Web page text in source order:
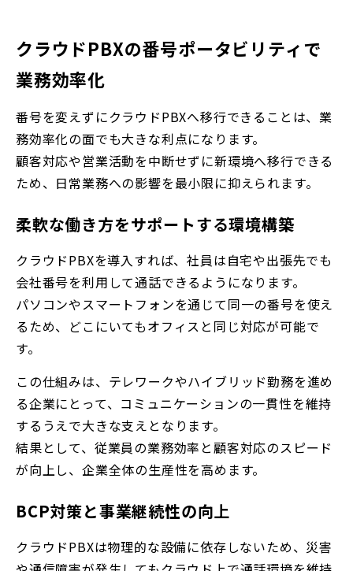
クラウドPBXの番号ポータビリティで
業務効率化
番号を変えずにクラウドPBXへ移行できることは、業
務効率化の面でも大きな利点になります。
顧客対応や営業活動を中断せずに新環境へ移行できる
ため、日常業務への影響を最小限に抑えられます。
柔軟な働き方をサポートする環境構築
クラウドPBXを導入すれば、社員は自宅や出張先でも
会社番号を利用して通話できるようになります。
パソコンやスマートフォンを通じて同一の番号を使え
るため、どこにいてもオフィスと同じ対応が可能で
す。
この仕組みは、テレワークやハイブリッド勤務を進め
る企業にとって、コミュニケーションの一貫性を維持
するうえで大きな支えとなります。
結果として、従業員の業務効率と顧客対応のスピード
が向上し、企業全体の生産性を高めます。
BCP対策と事業継続性の向上
クラウドPBXは物理的な設備に依存しないため、災害